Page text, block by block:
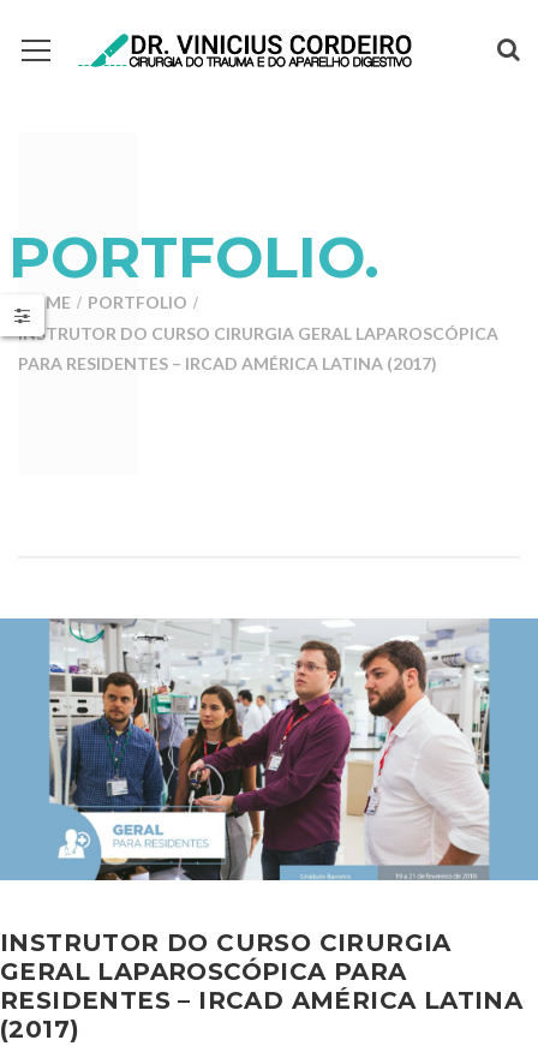
PORTFOLIO.
HOME
PORTFOLIO
INSTRUTOR DO CURSO CIRURGIA GERAL LAPAROSCÓPICA
PARA RESIDENTES – IRCAD AMÉRICA LATINA (2017)
INSTRUTOR DO CURSO CIRURGIA
GERAL LAPAROSCÓPICA PARA
RESIDENTES – IRCAD AMÉRICA LATINA
(2017)